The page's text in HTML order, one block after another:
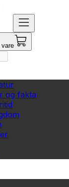
vare
og fakta